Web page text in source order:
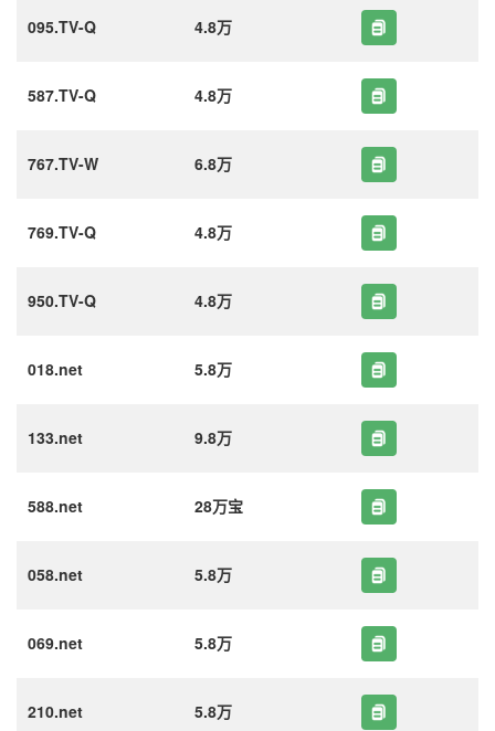
095.TV-Q 4.8万
587.TV-Q 4.8万
767.TV-W 6.8万
769.TV-Q 4.8万
950.TV-Q 4.8万
018.net 5.8万
133.net 9.8万
588.net 28万宝
058.net 5.8万
069.net 5.8万
210.net 5.8万